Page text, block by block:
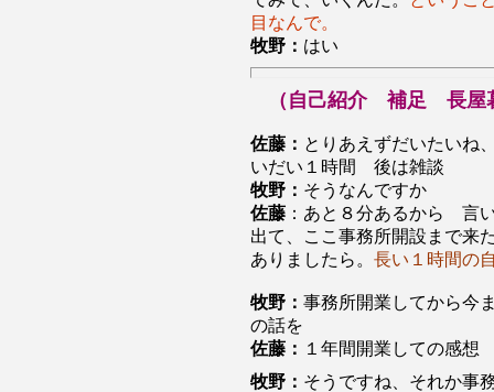
目なんで。
牧野： はい
（自己紹介 補足 長
佐藤： とりあえずだいたいね
いだい１時間 後は雑談
牧野： そうなんですか
佐藤 ：あと８分あるから 言
出て、ここ事務所開設まで
ありましたら。 長い１時間の
牧野： 事務所開業してから今
の話を
佐藤： １年間開業しての感
牧野： そうですね、それか事